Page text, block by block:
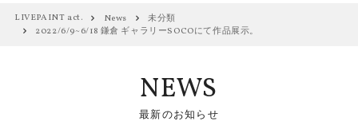
LIVEPAINT act. News
未分類
2022/6/9~6/18 鎌倉 ギャラリーSOCOにて作品展示。
NEWS
最新のお知らせ